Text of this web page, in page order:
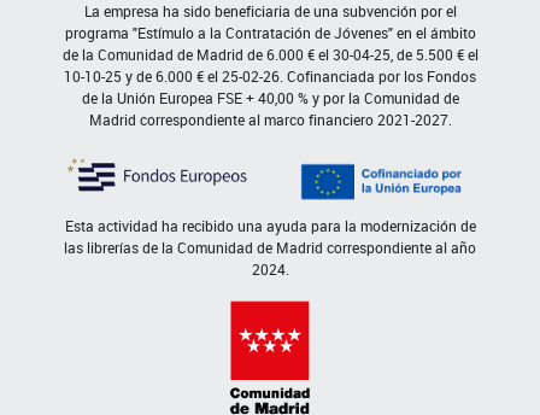
La empresa ha sido beneficiaria de una subvención por el
programa "Estímulo a la Contratación de Jóvenes" en el ámbito
de la Comunidad de Madrid de 6.000 € el 30-04-25, de 5.500 € el
10-10-25 y de 6.000 € el 25-02-26. Cofinanciada por los Fondos
de la Unión Europea FSE + 40,00 % y por la Comunidad de
Madrid correspondiente al marco financiero 2021-2027.
Esta actividad ha recibido una ayuda para la modernización de
las librerías de la Comunidad de Madrid correspondiente al año
2024.